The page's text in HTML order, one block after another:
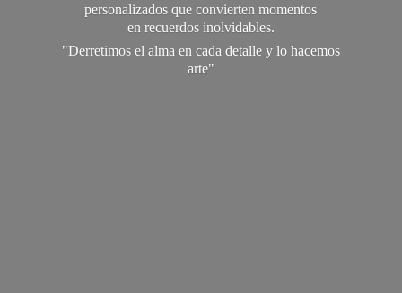
personalizados que convierten momentos
en recuerdos inolvidables.
"Derretimos el alma en cada detalle y lo hacemos
arte"